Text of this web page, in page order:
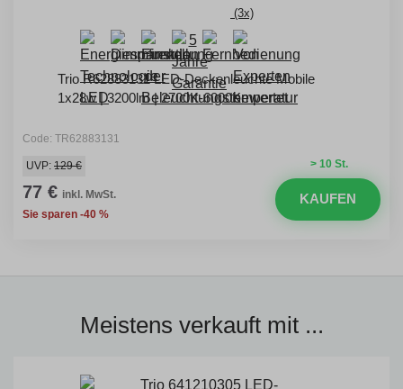
(3x)
Trio R62883131 LED-Deckenleuchte Mobile
1x28w | 3200lm | 2700K-6000K
Code: TR62883131
> 10 St.
UVP: 129 €
77 € inkl. MwSt.
Sie sparen -40 %
KAUFEN
Meistens verkauft mit ...